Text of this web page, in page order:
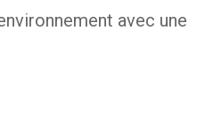
avec une